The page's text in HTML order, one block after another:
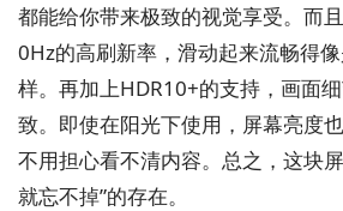
都能给你带来极致的视觉享受。而
0Hz的高刷新率，滑动起来流畅得
样。再加上HDR10+的支持，画面
致。即使在阳光下使用，屏幕亮度
不用担心看不清内容。总之，这块
就忘不掉”的存在。